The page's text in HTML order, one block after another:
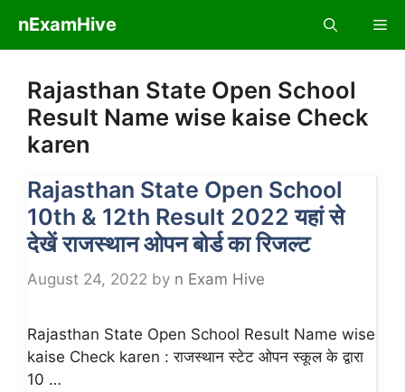
content
nExamHive
Rajasthan State Open School
Result Name wise kaise Check
karen
Rajasthan State Open School
10th & 12th Result 2022 यहां से
देखें राजस्थान ओपन बोर्ड का रिजल्ट
August 24, 2022 by n Exam Hive
Rajasthan State Open School Result Name wise
kaise Check karen : राजस्थान स्टेट ओपन स्कूल के द्वारा
10 …